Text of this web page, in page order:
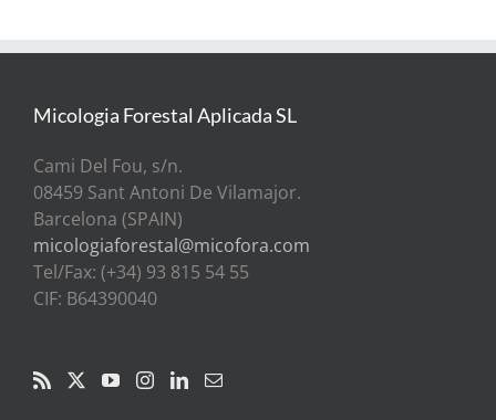
Micologia Forestal Aplicada SL
Cami Del Fou, s/n.
08459 Sant Antoni De Vilamajor.
Barcelona (SPAIN)
micologiaforestal@micofora.com
Tel/Fax: (+34) 93 815 54 55
CIF: B64390040